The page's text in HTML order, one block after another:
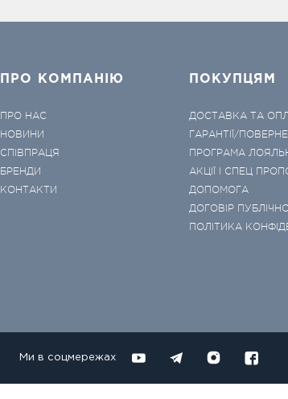
ПРО КОМПАНІЮ
ПРО НАС
НОВИНИ
СПІВПРАЦЯ
БРЕНДИ
КОНТАКТИ
ПОКУПЦЯМ
ДОСТАВКА ТА
ГАРАНТІЇ/
ПРОГРАМА
АКЦІЇ І СПЕЦ
ДОПОМОГА
ДОГОВІР
ПОЛІТИКА
Ми в соцмережах